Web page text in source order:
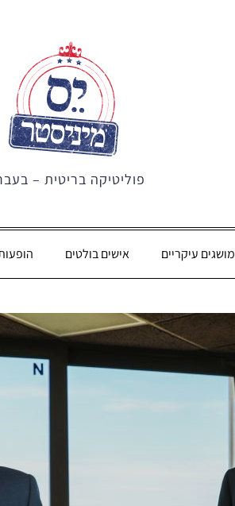
פוליטיקה בריטית –
מושגים עיקריים אישים בולטים